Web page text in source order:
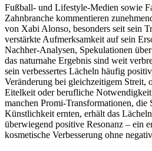
Fußball- und Lifestyle-Medien sowie
Zahnbranche kommentieren
von Xabi Alonso, besonders seit sein
verstärkte Aufmerksamkeit auf sein
Nachher-Analysen, Spekulationen
das naturnahe Ergebnis sind weit
sein verbessertes Lächeln häufig
Veränderung bei gleichzeitigem Streit,
Eitelkeit oder berufliche
manchen Promi-Transformationen,
Künstlichkeit ernten, erhält das
überwiegend positive Resonanz – ein
kosmetische Verbesserung ohne